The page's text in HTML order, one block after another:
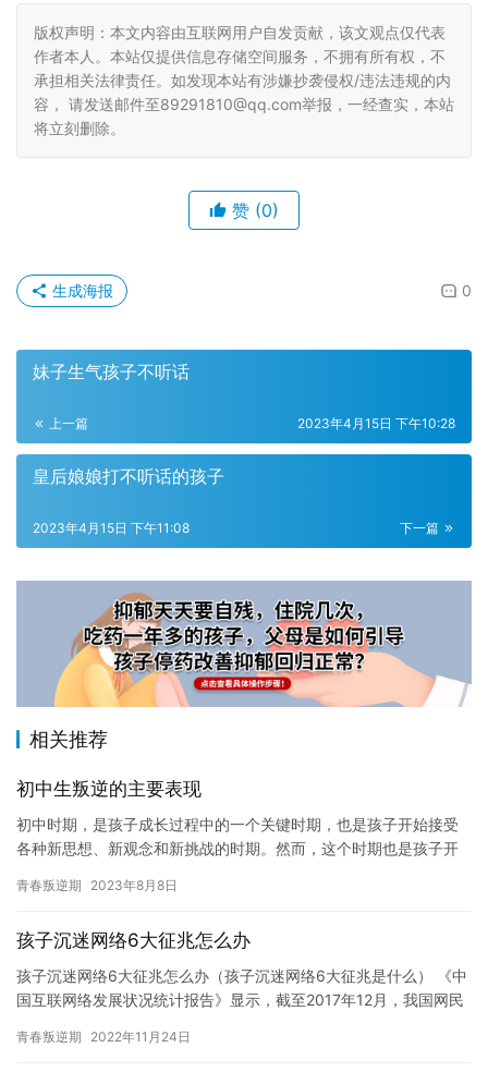
版权声明：本文内容由互联网用户自发贡献，该文观点仅代表
作者本人。本站仅提供信息存储空间服务，不拥有所有权，不
承担相关法律责任。如发现本站有涉嫌抄袭侵权/违法违规的内
容， 请发送邮件至89291810@qq.com举报，一经查实，本站
将立刻删除。
赞 (0)
0
生成海报
妹子生气孩子不听话
上一篇 2023年4月15日 下午10:28
皇后娘娘打不听话的孩子
下一篇
2023年4月15日 下午11:08
相关推荐
初中生叛逆的主要表现
初中时期，是孩子成长过程中的一个关键时期，也是孩子开始接受
各种新思想、新观念和新挑战的时期。然而，这个时期也是孩子开
点，他们…
青春叛逆期 2023年8月8日
孩子沉迷网络6大征兆怎么办
孩子沉迷网络6大征兆怎么办（孩子沉迷网络6大征兆是什么） 《中
国互联网络发展状况统计报告》显示，截至2017年12月，我国网民
青春叛逆期 2022年11月24日